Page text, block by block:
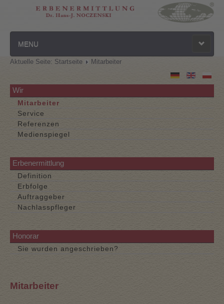
MENU
Startseite
Datenschutz
Kontakt
Impressum
Aktuelle Seite: Startseite Mitarbeiter
Wir
Mitarbeiter
Service
Referenzen
Medienspiegel
Erbenermittlung
Definition
Erbfolge
Auftraggeber
Nachlasspfleger
Honorar
Sie wurden angeschrieben?
Mitarbeiter